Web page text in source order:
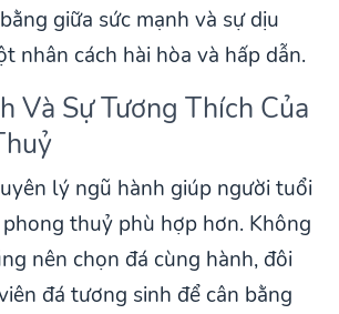
giữa sức mạnh và sự dịu
nhân cách hài hòa và hấp dẫn.
Và Sự Tương Thích Của
lý ngũ hành giúp người tuổi
thuỷ phù hợp hơn. Không
nên chọn đá cùng hành, đôi
đá tương sinh để cân bằng